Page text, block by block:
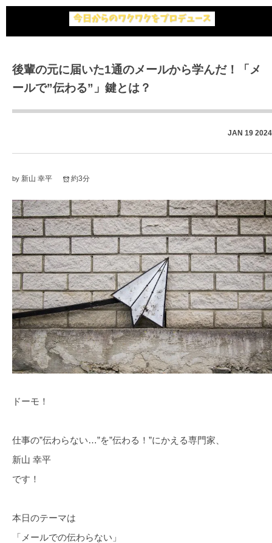
後輩の元に届いた1通のメールから学んだ！「メ
ールで”伝わる”」鍵とは？
JAN 19 2024
by 新山 幸平 約3分
ドーモ！
仕事の”伝わらない…”を”伝わる！”にかえる専門家、
新山 幸平
です！
本日のテーマは
「メールでの伝わらない」